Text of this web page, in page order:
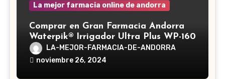
La mejor farmacia online de andorra
Comprar en Gran Farmacia Andorra
Waterpik® Irrigador Ultra Plus WP-160
LA-MEJOR-FARMACIA-DE-ANDORRA
noviembre 26, 2024